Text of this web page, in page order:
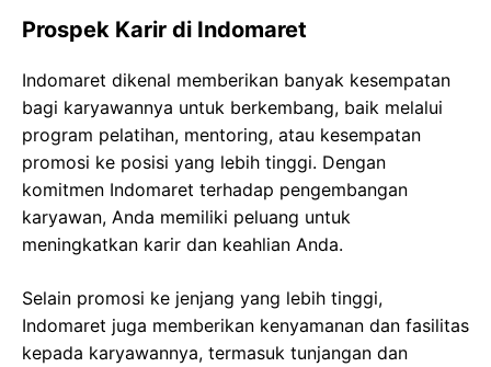
Prospek Karir di Indomaret
Indomaret dikenal memberikan banyak kesempatan
bagi karyawannya untuk berkembang, baik melalui
program pelatihan, mentoring, atau kesempatan
promosi ke posisi yang lebih tinggi. Dengan
komitmen Indomaret terhadap pengembangan
karyawan, Anda memiliki peluang untuk
meningkatkan karir dan keahlian Anda.
Selain promosi ke jenjang yang lebih tinggi,
Indomaret juga memberikan kenyamanan dan fasilitas
kepada karyawannya, termasuk tunjangan dan